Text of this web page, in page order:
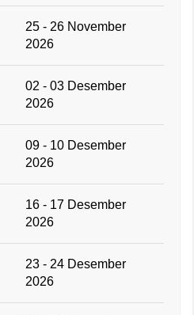
25 - 26 November
2026
02 - 03 Desember
2026
09 - 10 Desember
2026
16 - 17 Desember
2026
23 - 24 Desember
2026